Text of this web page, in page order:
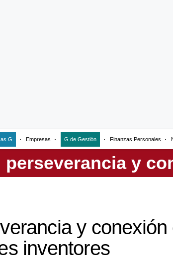
G Empresas G de Gestión Finanzas Personales
y
inventores